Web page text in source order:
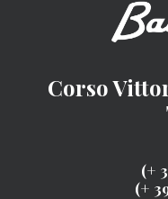
Corso
(+
(+